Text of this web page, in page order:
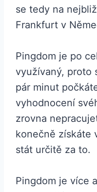
se tedy na
Frankfurt v
Pingdom je po
využívaný, proto
pár minut
vyhodnocení
zrovna
konečně získáte
stát určitě za to.
Pingdom je více